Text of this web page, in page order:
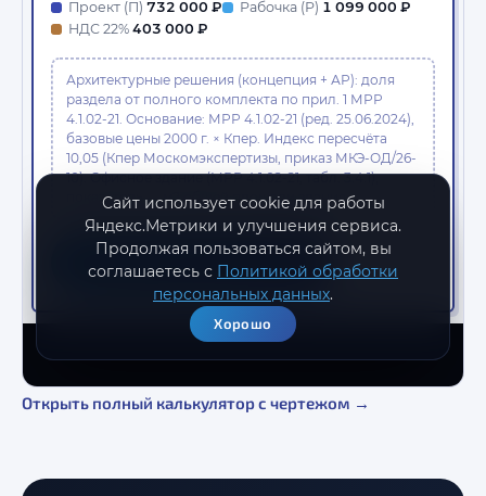
Открыть полный калькулятор с чертежом →